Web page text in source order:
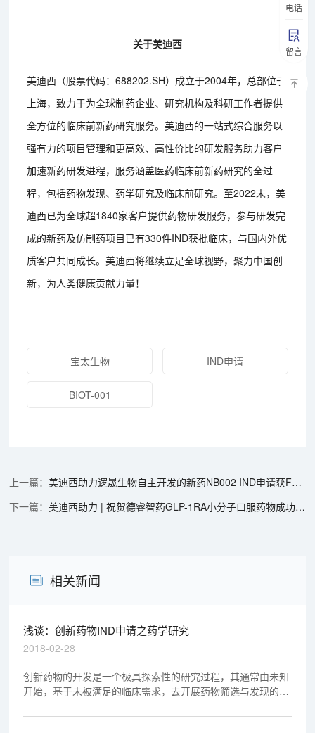
电话
留言
关于美迪西
美迪西（股票代码：688202.SH）成立于2004年，总部位于
上海，致力于为全球制药企业、研究机构及科研工作者提供
全方位的临床前新药研究服务。美迪西的一站式综合服务以
强有力的项目管理和更高效、高性价比的研发服务助力客户
加速新药研发进程，服务涵盖医药临床前新药研究的全过
程，包括药物发现、药学研究及临床前研究。至2022末，美
迪西已为全球超1840家客户提供药物研发服务，参与研发完
成的新药及仿制药项目已有330件IND获批临床，与国内外优
质客户共同成长。美迪西将继续立足全球视野，聚力中国创
新，为人类健康贡献力量！
宝太生物 IND申请
BIOT-001
美迪西助力逻晟生物自主开发的新药NB002 IND申请获FDA临床许可
美迪西助力 | 祝贺德睿智药GLP-1RA小分子口服药物成功完成临床I期首例受试者给药
相关新闻
浅谈：创新药物IND申请之药学研究
2018-02-28
创新药物的开发是一个极具探索性的研究过程，其通常由未知
开始，基于未被满足的临床需求，去开展药物筛选与发现的工